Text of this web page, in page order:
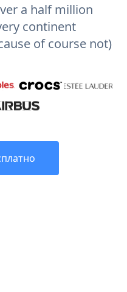
a half million
continent
of course not)